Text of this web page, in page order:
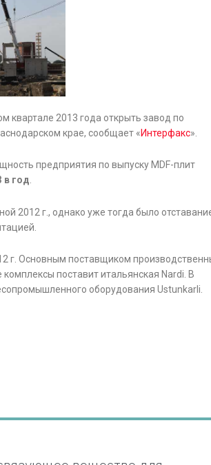
квартале 2013 года открыть завод по
крае, сообщает «Интерфакс».
предприятия по выпуску MDF-плит
в год.
2012 г., однако уже тогда было
г. Основным поставщиком
поставит итальянская Nardi. В
оборудования Ustunkarli.